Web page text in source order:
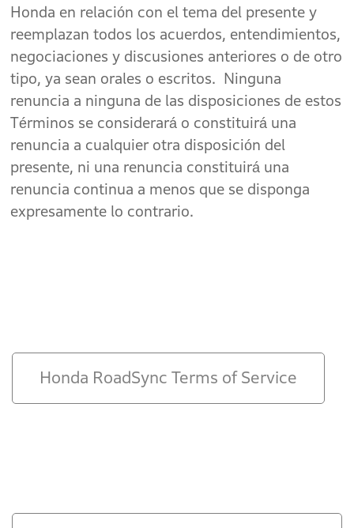
Honda en relación con el tema del presente y
reemplazan todos los acuerdos, entendimientos,
negociaciones y discusiones anteriores o de otro
tipo, ya sean orales o escritos. Ninguna
renuncia a ninguna de las disposiciones de estos
Términos se considerará o constituirá una
renuncia a cualquier otra disposición del
presente, ni una renuncia constituirá una
renuncia continua a menos que se disponga
expresamente lo contrario.
Honda RoadSync Terms of Service